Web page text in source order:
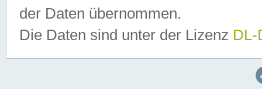
der Daten übernommen.
Die Daten sind unter der Lizenz